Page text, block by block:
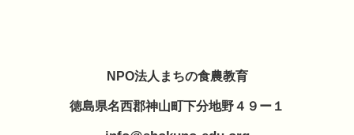
NPO法人まちの食農教育
徳島県名西郡神山町下分地野４９ー１